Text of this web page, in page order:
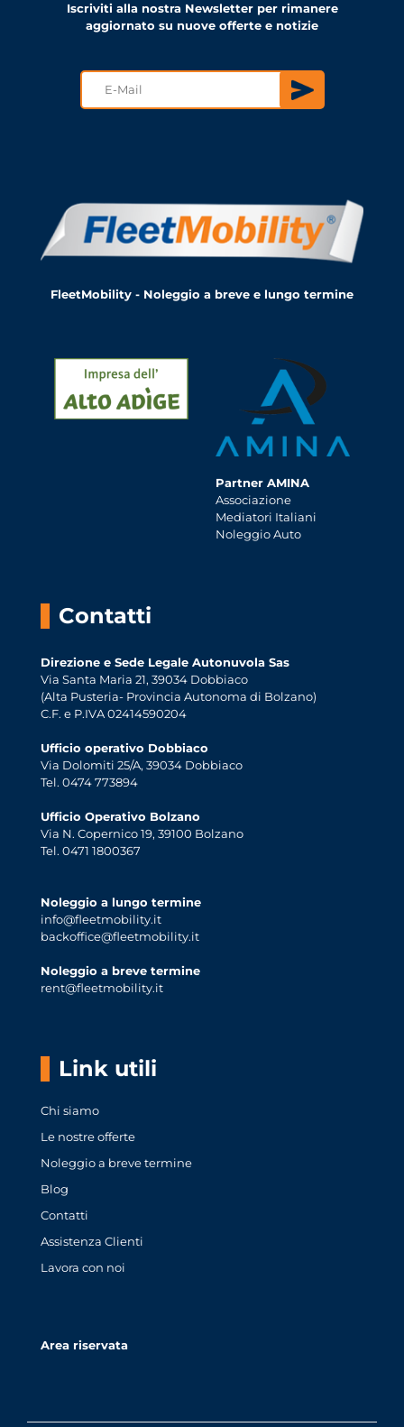
Iscriviti alla nostra Newsletter per rimanere
aggiornato su nuove offerte e notizie
FleetMobility - Noleggio a breve e lungo termine
Partner AMINA
Associazione
Mediatori Italiani
Noleggio Auto
Contatti
Direzione e Sede Legale Autonuvola Sas
Via Santa Maria 21, 39034 Dobbiaco
(Alta Pusteria- Provincia Autonoma di Bolzano)
C.F. e P.IVA 02414590204
Ufficio operativo Dobbiaco
Via Dolomiti 25/A, 39034 Dobbiaco
Tel. 0474 773894
Ufficio Operativo Bolzano
Via N. Copernico 19, 39100 Bolzano
Tel. 0471 1800367
Noleggio a lungo termine
info@fleetmobility.it
backoffice@fleetmobility.it
Noleggio a breve termine
rent@fleetmobility.it
Link utili
Chi siamo
Le nostre offerte
Noleggio a breve termine
Blog
Contatti
Assistenza Clienti
Lavora con noi
Area riservata